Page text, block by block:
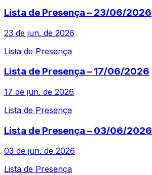
Lista de Presença – 23/06/2026
23 de jun. de 2026
Lista de Presença
Lista de Presença – 17/06/2026
17 de jun. de 2026
Lista de Presença
Lista de Presença – 03/06/2026
03 de jun. de 2026
Lista de Presença